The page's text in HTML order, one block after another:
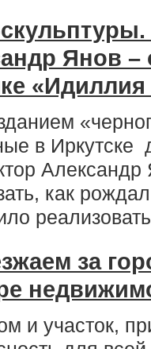
Янов –
«Идиллия
в Иркутске
как
за
и участок,